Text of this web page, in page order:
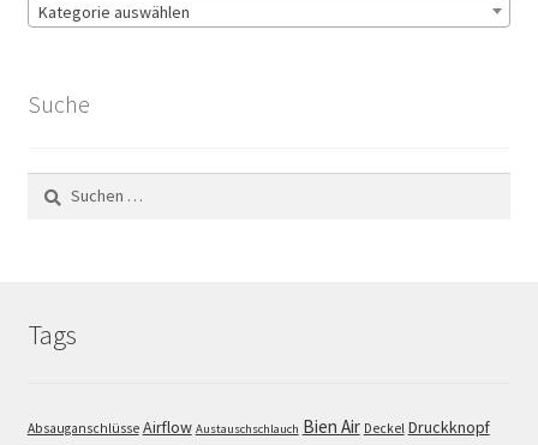
Kategorie auswählen
Suche
nach:
Tags
Absauganschlüsse Airflow Austauschschlauch Bien Air Deckel Druckknopf